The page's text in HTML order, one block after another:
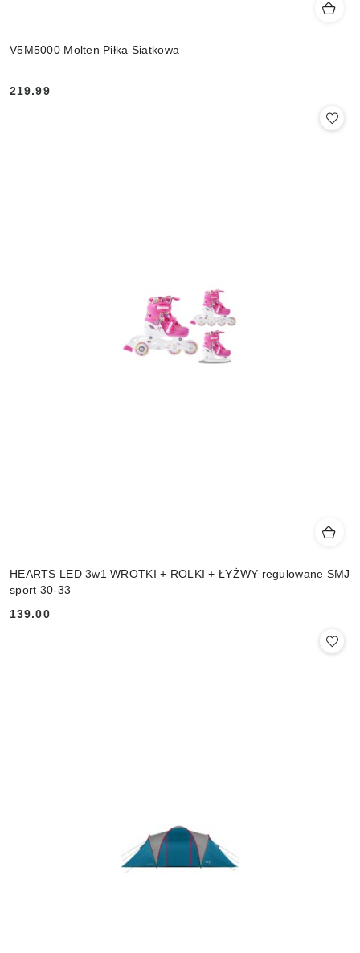
V5M5000 Molten Piłka Siatkowa
Cena:
219.99
HEARTS LED 3w1 WROTKI + ROLKI + ŁYŻWY regulowane SMJ
sport 30-33
Cena:
139.00